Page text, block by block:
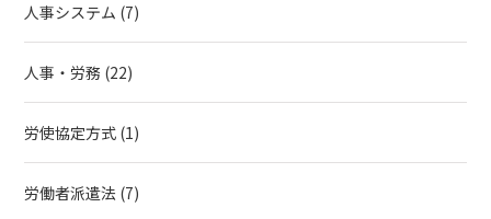
人事システム (7)
人事・労務 (22)
労使協定方式 (1)
労働者派遣法 (7)